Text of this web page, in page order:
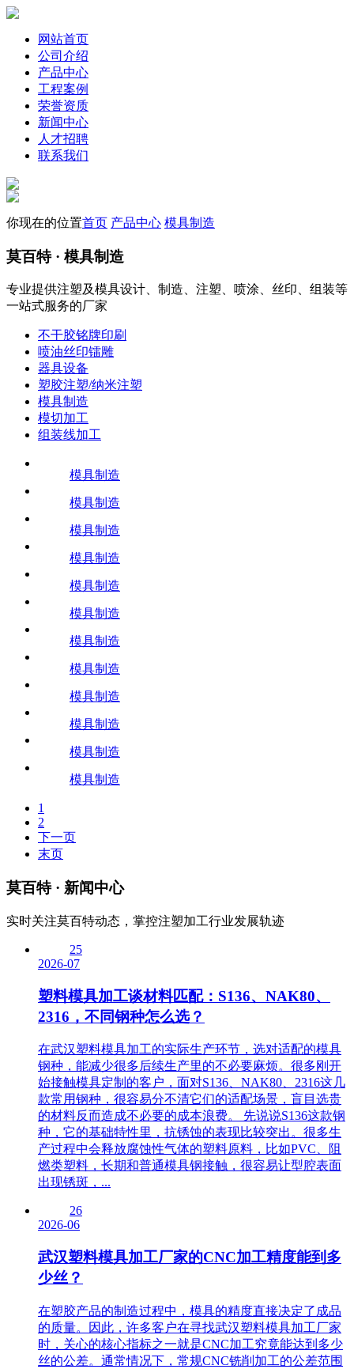
网站首页
公司介绍
产品中心
工程案例
荣誉资质
新闻中心
人才招聘
联系我们
你现在的位置首页 产品中心 模具制造
莫百特· 模具制造
专业提供注塑及模具设计、制造、注塑、喷涂、丝印、组装等
一站式服务的厂家
不干胶铭牌印刷
喷油丝印镭雕
器具设备
塑胶注塑/纳米注塑
模具制造
模切加工
组装线加工
模具制造
模具制造
模具制造
模具制造
模具制造
模具制造
模具制造
模具制造
模具制造
模具制造
模具制造
模具制造
1
2
下一页
末页
莫百特· 新闻中心
实时关注莫百特动态，掌控注塑加工行业发展轨迹
25
2026-07
塑料模具加工谈材料匹配：S136、NAK80、
2316，不同钢种怎么选？
在武汉塑料模具加工的实际生产环节，选对适配的模具
钢种，能减少很多后续生产里的不必要麻烦。很多刚开
始接触模具定制的客户，面对S136、NAK80、2316这几
款常用钢种，很容易分不清它们的适配场景，盲目选贵
的材料反而造成不必要的成本浪费。 先说说S136这款钢
种，它的基础特性里，抗锈蚀的表现比较突出。很多生
产过程中会释放腐蚀性气体的塑料原料，比如PVC、阻
燃类塑料，长期和普通模具钢接触，很容易让型腔表面
出现锈斑，...
26
2026-06
武汉塑料模具加工厂家的CNC加工精度能到多
少丝？
在塑胶产品的制造过程中，模具的精度直接决定了成品
的质量。因此，许多客户在寻找武汉塑料模具加工厂家
时，关心的核心指标之一就是CNC加工究竟能达到多少
丝的公差。通常情况下，常规CNC铣削加工的公差范围